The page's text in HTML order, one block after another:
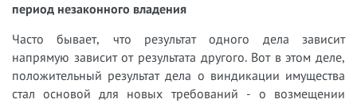
период незаконного владения
Часто бывает, что результат одного дела зависит
напрямую зависит от результата другого. Вот в этом деле,
положительный результат дела о виндикации имущества
стал основой для новых требований - о возмещении